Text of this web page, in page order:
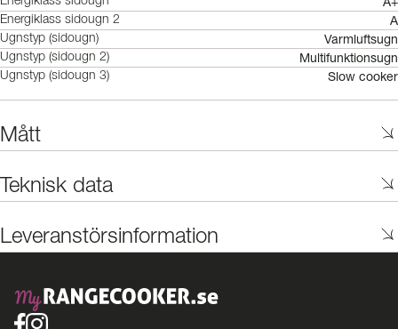
Energiklass sidougn 2 A
Ugnstyp (sidougn) Varmluftsugn
Ugnstyp (sidougn 2) Multifunktionsugn
Ugnstyp (sidougn 3) Slow cooker
Mått
Teknisk data
Leveranstörsinformation